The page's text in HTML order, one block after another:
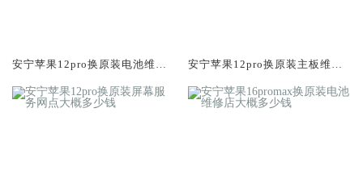
安宁苹果12pro换原装电池维修
安宁苹果12pro换原装主板维修